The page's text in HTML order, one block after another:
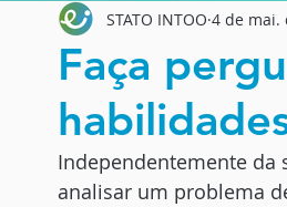
INFOGRÁFICO NEWSLETTER
Faça
STATO INTOO 4 de mai.
Independentemente da
analisar um problema